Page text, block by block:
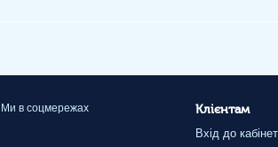
Ми в соцмережах
Клієнтам
Вхід до